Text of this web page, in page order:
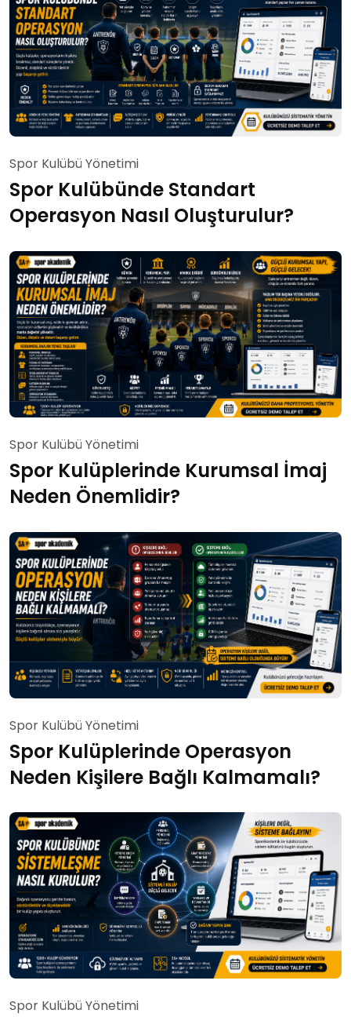
Spor Kulübü Yönetimi
Spor Kulübünde Standart
Operasyon Nasıl Oluşturulur?
Spor Kulübü Yönetimi
Spor Kulüplerinde Kurumsal İmaj
Neden Önemlidir?
Spor Kulübü Yönetimi
Spor Kulüplerinde Operasyon
Neden Kişilere Bağlı Kalmamalı?
Spor Kulübü Yönetimi